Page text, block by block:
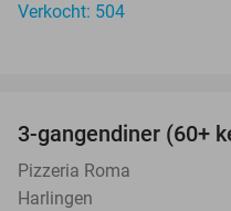
Verkocht: 504
3-gangendiner (60+
Pizzeria Roma
Harlingen